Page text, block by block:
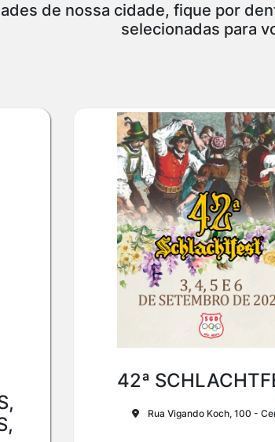
de nossa cidade, fique por
selecionadas para
42ª
Rua Vigando Koch, 100 -